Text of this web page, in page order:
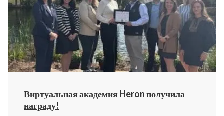
Виртуальная академия Heron получила
награду!